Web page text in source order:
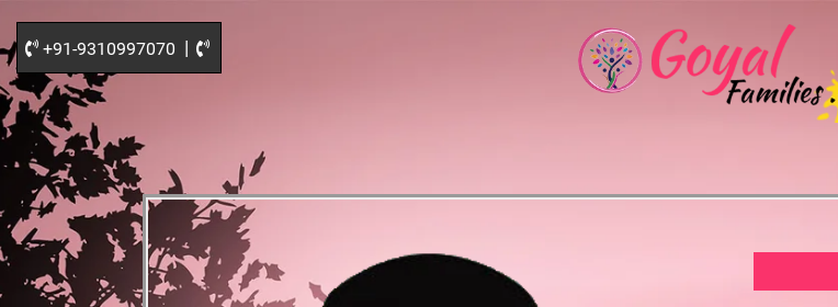
+91-9310997070 |